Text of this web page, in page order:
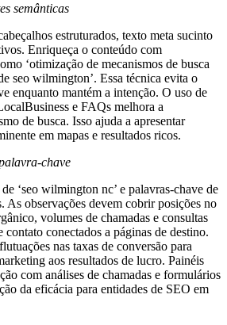
semânticas
estruturados, texto meta sucinto
Enriqueça o conteúdo com
‘otimização de mecanismos de busca
seo wilmington’. Essa técnica evita o
enquanto mantém a intenção. O uso de
e FAQs melhora a
de busca. Isso ajuda a apresentar
em mapas e resultados ricos.
chave
‘seo wilmington nc’ e palavras-chave de
As observações devem cobrir posições no
volumes de chamadas e consultas
conectados a páginas de destino.
nas taxas de conversão para
aos resultados de lucro. Painéis
com análises de chamadas e formulários
da eficácia para entidades de SEO em